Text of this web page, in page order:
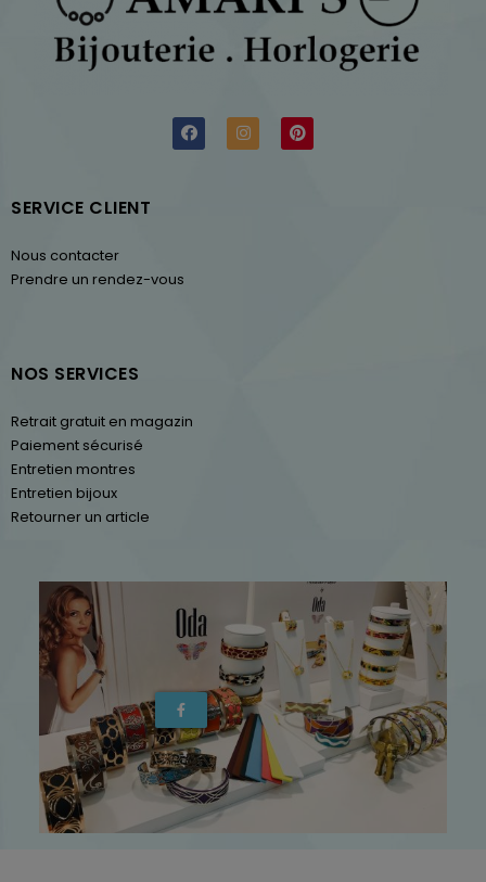
SERVICE CLIENT
Nous contacter
Prendre un rendez-vous
NOS SERVICES
Retrait gratuit en magazin
Paiement sécurisé
Entretien montres
Entretien bijoux
Retourner un article